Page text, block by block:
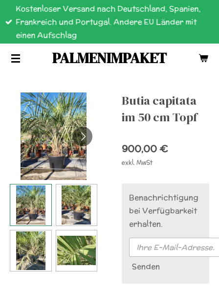
Zum
Hauptinhalt
springen
PALMENIMPAKET
Kostenloser Versand nach Deutschland, Spanien,
Frankreich und Portugal. Andere EU Länder mit
einen Aufschlag
Butia capitata
im 50 cm Topf
900,00 €
exkl. MwSt
Benachrichtigung
bei Verfügbarkeit
erhalten.
Senden